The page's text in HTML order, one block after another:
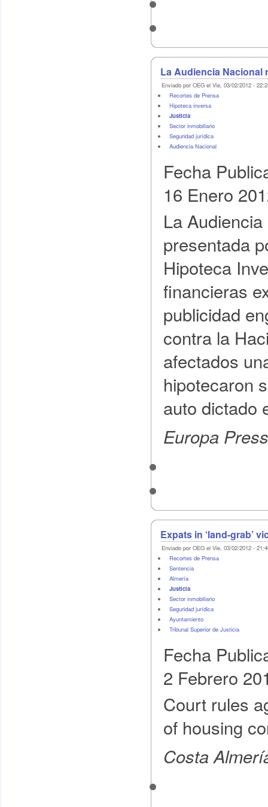
La Audiencia Nacional
Enviado por OEG el Vie, 03/02/2012 -
Recortes de Prensa
Hipoteca inversa
Justicia
Sector inmobiliario
Seguridad jurídica
Audiencia Nacional
Fecha
16 Enero
La
presentada
Hipoteca
financieras
publicidad
contra la
afectados
hipotecaron
auto dictado
Europa
Expats in ‘land-grab’
Enviado por OEG el Vie, 03/02/2012 -
Recortes de Prensa
Sentencia
Almería
Justicia
Sector inmobiliario
Seguridad jurídica
Ayuntamiento
Tribunal Superior de Justicia
Fecha
2 Febrero
Court rules
of housing
Costa